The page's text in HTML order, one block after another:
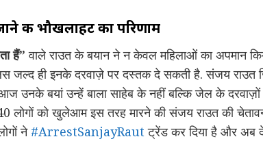
की भौखलाहट का परिणाम
हैं” वाले राउत के बयान ने न केवल महिलाओं का अपमान
जल्द ही इनके दरवाज़े पर दस्तक दे सकती है. संजय राउत
उनके बयां उन्हें बाला साहेब के नहीं बल्कि जेल के
लोगों को खुलेआम इस तरह मारने की संजय राउत की
ने #ArrestSanjayRautट्रेंड कर दिया है और अब